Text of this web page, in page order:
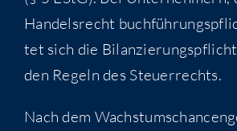
Han­dels­recht
tet sich die
den Regeln des Steuerrechts.
Nach dem